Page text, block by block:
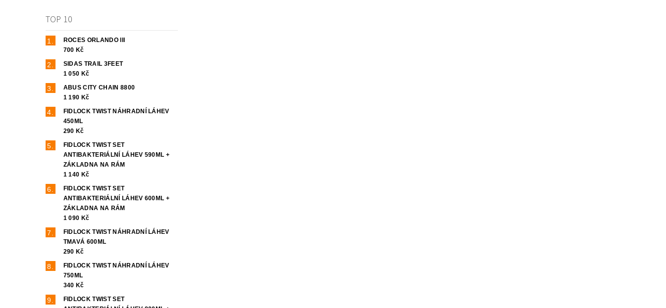
TOP 10
ROCES ORLANDO III
700 Kč
SIDAS TRAIL 3FEET
1 050 Kč
ABUS CITY CHAIN 8800
1 190 Kč
FIDLOCK TWIST NÁHRADNÍ LÁHEV
450ML
290 Kč
FIDLOCK TWIST SET
ANTIBAKTERIÁLNÍ LÁHEV 590ML +
ZÁKLADNA NA RÁM
1 140 Kč
FIDLOCK TWIST SET
ANTIBAKTERIÁLNÍ LÁHEV 600ML +
ZÁKLADNA NA RÁM
1 090 Kč
FIDLOCK TWIST NÁHRADNÍ LÁHEV
TMAVÁ 600ML
290 Kč
FIDLOCK TWIST NÁHRADNÍ LÁHEV
750ML
340 Kč
FIDLOCK TWIST SET